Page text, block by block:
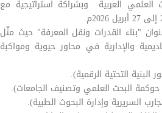
العربية وبشراكة استراتيجية مع
"بناء القدرات ونقل المعرفة" حيث مثّل
والإدارية في محاور حيوية ومواكبة
التحتية الرقمية).
البحث العلمي وتصنيف الجامعات).
السريرية وإدارة البحوث الطبية).